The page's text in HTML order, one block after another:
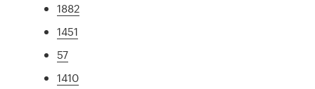
1882
1451
57
1410